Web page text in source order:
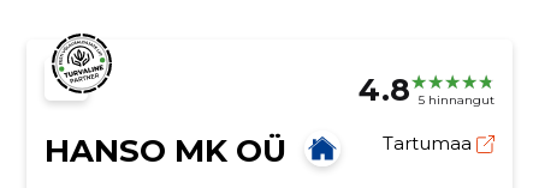
4.8 5 hinnangut
HANSO MK OÜ Tartumaa